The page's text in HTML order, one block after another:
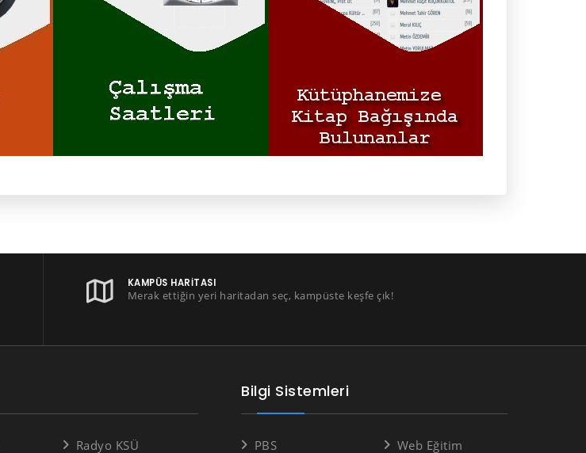
KAMPÜS HARITASI
Merak ettiğin yeri haritadan seç, kampüste keşfe çık!
Radyo KSÜ
Bilgi Sistemleri
PBS Web Eğitim